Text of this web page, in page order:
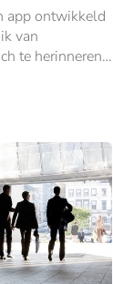
app ontwikkeld
van
te herinneren
besteed.